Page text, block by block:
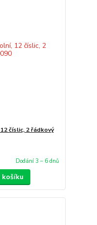
číslic, 2 řádkový
Dodání 3 – 6 dnů